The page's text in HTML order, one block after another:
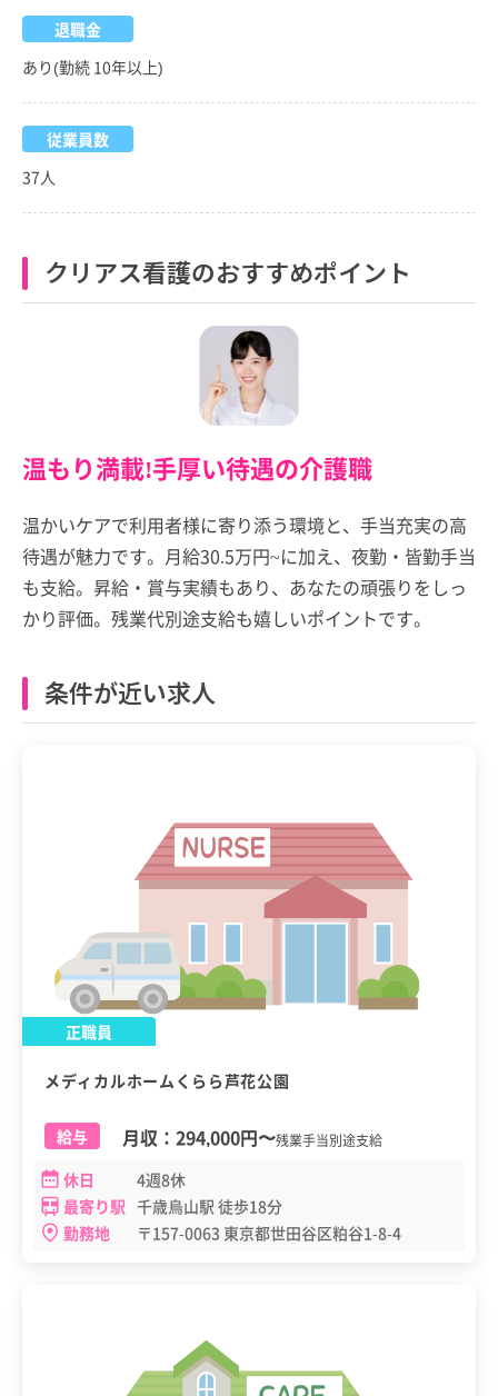
退職金
あり(勤続 10年以上)
従業員数
37人
クリアス看護のおすすめポイント
温もり満載!手厚い待遇の介護職
温かいケアで利用者様に寄り添う環境と、手当充実の高
待遇が魅力です。月給30.5万円~に加え、夜勤・皆勤手当
も支給。昇給・賞与実績もあり、あなたの頑張りをしっ
かり評価。残業代別途支給も嬉しいポイントです。
条件が近い求人
正職員
メディカルホームくらら芦花公園
給与 月収： 294,000円〜残業手当別途支給
休日
4週8休
最寄り駅 千歳烏山駅 徒歩18分
勤務地
〒157-0063 東京都世田谷区粕谷1-8-4